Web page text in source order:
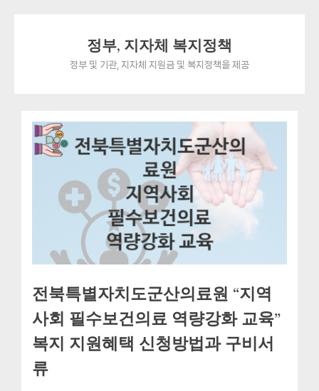
정부, 지자체 복지정책
정부 및 기관, 지자체 지원금 및 복지정책을 제공
전북특별자치도군산의료원 “지역
사회 필수보건의료 역량강화 교육”
복지 지원혜택 신청방법과 구비서
류